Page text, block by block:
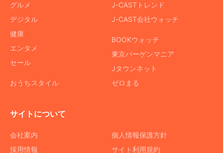
グルメ
デジタル
健康
エンタメ
セール
おうちスタイル
J-CASTトレンド
J-CAST会社ウォッチ
BOOKウォッチ
東京バーゲンマニア
Jタウンネット
ゼロまる
サイトについて
会社案内
採用情報
個人情報保護方針
サイト利用規約